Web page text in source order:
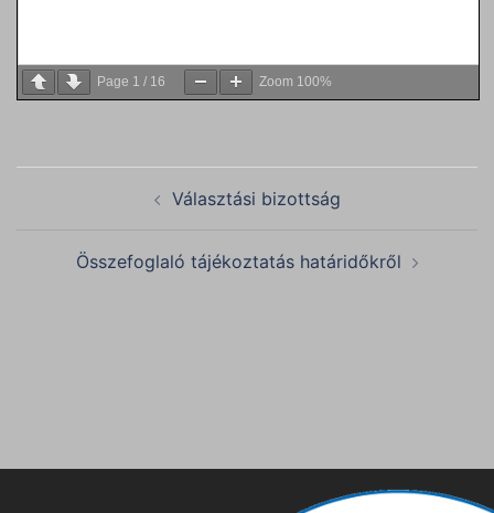
Page 1 / 16 Zoom 100%
Választási bizottság
Összefoglaló tájékoztatás határidőkről